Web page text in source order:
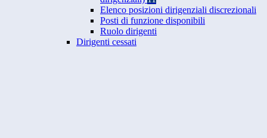
Elenco posizioni dirigenziali discrezionali
Posti di funzione disponibili
Ruolo dirigenti
Dirigenti cessati